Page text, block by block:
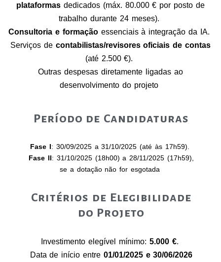
plataformas dedicados (máx. 80.000 € por posto de
trabalho durante 24 meses).
Consultoria e formaçãoessenciais à integração da IA.
Serviços de contabilistas/revisores oficiais de contas
(até 2.500 €).
Outras despesas diretamente ligadas ao
desenvolvimento do projeto
Período de Candidaturas
Fase I: 30/09/2025 a 31/10/2025 (até às 17h59).
Fase II: 31/10/2025 (18h00) a 28/11/2025 (17h59),
se a dotação não for esgotada
Critérios de Elegibilidade
do Projeto
Investimento elegível mínimo: 5.000 €.
Data de início entre 01/01/2025 e 30/06/2026